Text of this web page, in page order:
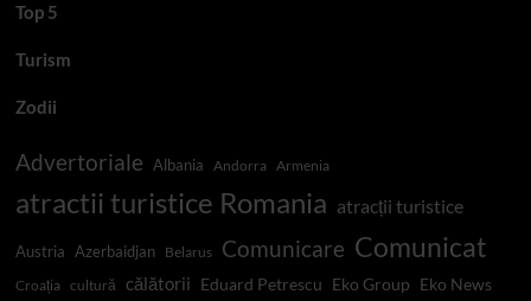
Top 5
Turism
Zodii
Advertoriale Albania Andorra Armenia
atractii turistice Romania atracții turistice
Austria Azerbaidjan Belarus Comunicare Comunicat
Croația cultură călătorii Eduard Petrescu Eko Group Eko News